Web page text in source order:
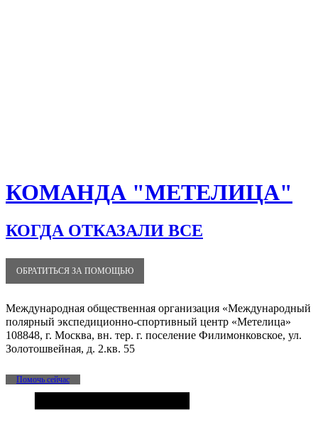
КОМАНДА "МЕТЕЛИЦА"
КОГДА ОТКАЗАЛИ ВСЕ
ОБРАТИТЬСЯ ЗА ПОМОЩЬЮ
Международная общественная организация «Международный
полярный экспедиционно-спортивный центр «Метелица»
108848, г. Москва, вн. тер. г. поселение Филимонковское, ул.
Золотошвейная, д. 2.кв. 55
Помочь сейчас